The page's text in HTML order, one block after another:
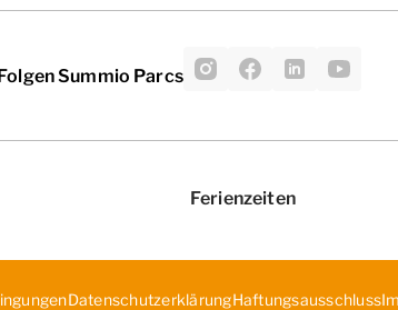
Summio Parcs
Ferienzeiten
DatenschutzerklärungHaf­tun­gsa­uss­chl­uss